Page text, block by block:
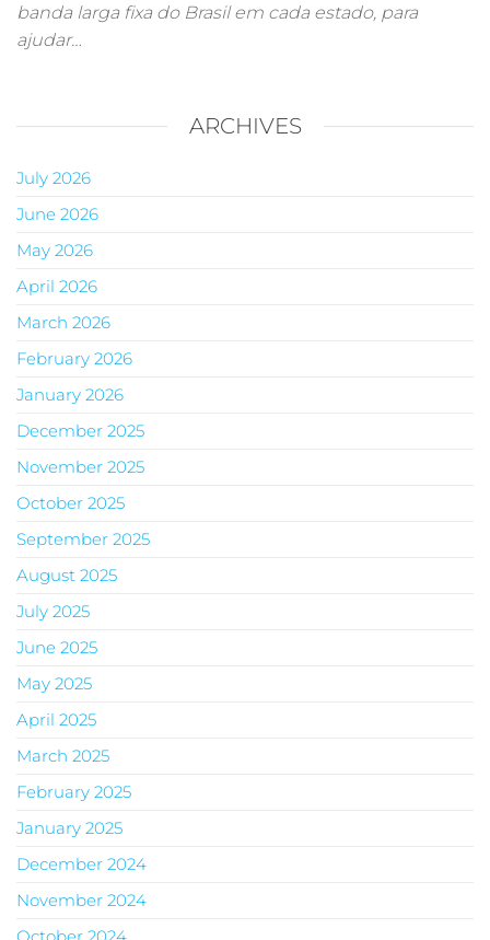
banda larga fixa do Brasil em cada estado, para
ajudar…
ARCHIVES
July 2026
June 2026
May 2026
April 2026
March 2026
February 2026
January 2026
December 2025
November 2025
October 2025
September 2025
August 2025
July 2025
June 2025
May 2025
April 2025
March 2025
February 2025
January 2025
December 2024
November 2024